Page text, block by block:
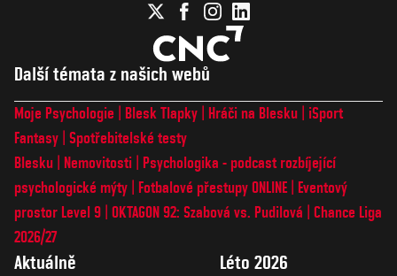
Další témata z našich webů
Moje Psychologie Blesk Tlapky Hráči na Blesku
iSport
Fantasy Spotřebitelské testy
Blesku
Nemovitosti
Psychologika - podcast rozbíjející
psychologické mýty
Fotbalové přestupy ONLINE
Eventový
prostor Level 9 OKTAGON 92: Szabová vs. Pudilová
Chance Liga
2026/27
Aktuálně Léto 2026